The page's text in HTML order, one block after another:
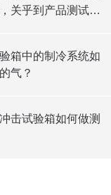
关乎到产品测试的
箱中的制冷系统如
气？
击试验箱如何做测